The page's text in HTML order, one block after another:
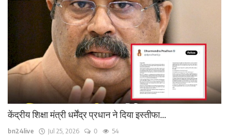
केंद्रीय शिक्षा मंत्री धर्मेंद्र प्रधान ने दिया इस्तीफा...
bn24live Jul 25, 2026 0 54